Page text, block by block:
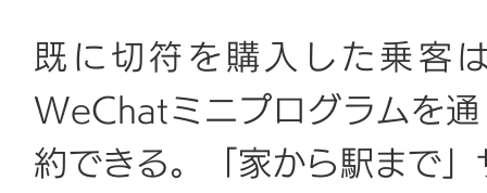
既に切符を購入した乗客
WeChatミニプログラムを
約できる。「家から駅まで